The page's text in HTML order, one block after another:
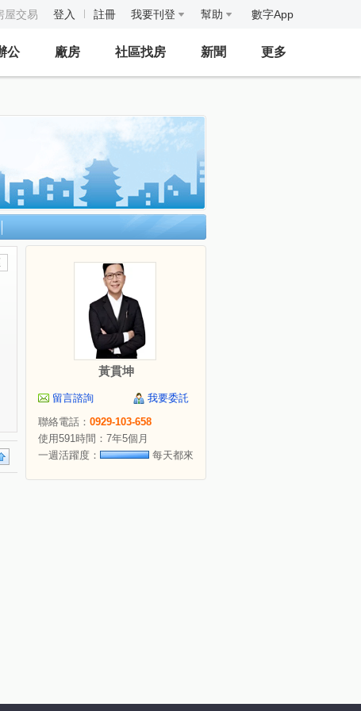
屋交易 登入 註冊 我要刊登 幫助 數字App
公 廠房 社區找房 新聞 更多
黃貫坤
留言諮詢
我要委託
聯絡電話： 0929-103-658
使用591時間：7年5個月
一週活躍度：
每天都來